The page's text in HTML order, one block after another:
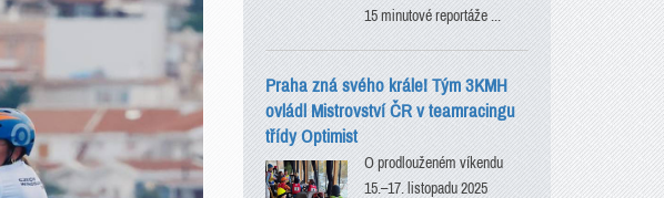
15 minutové reportáže ...
Praha zná svého krále! Tým 3KMH
ovládl Mistrovství ČR v teamracingu
třídy Optimist
O prodlouženém víkendu
15.–17. listopadu 2025